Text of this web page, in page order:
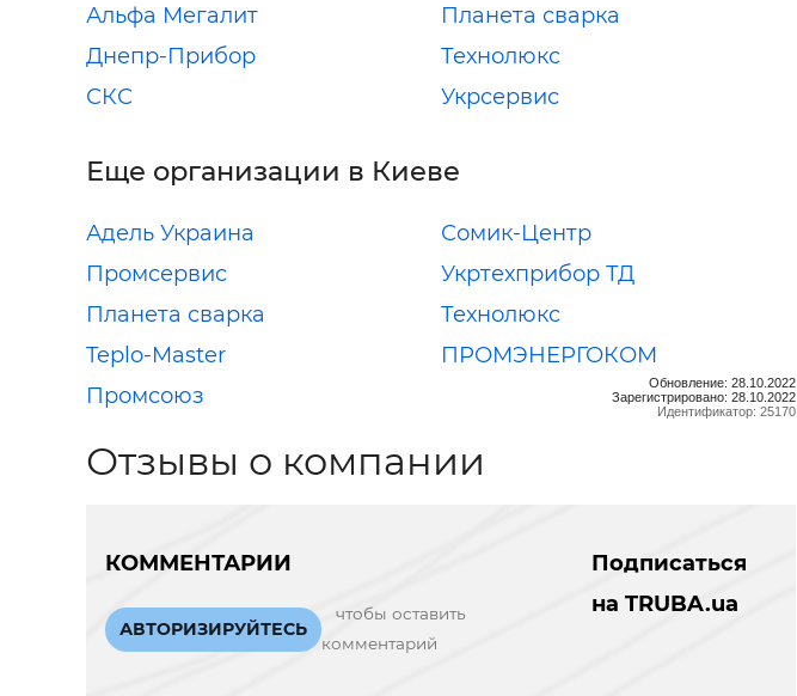
Альфа Мегалит
Планета сварка
Днепр-Прибор
Технолюкс
СКС
Укрсервис
Еще организации в Киеве
Адель Украина
Сомик-Центр
Промсервис
Укртехприбор ТД
Планета сварка
Технолюкс
Teplo-Master
ПРОМЭНЕРГОКОМ
Промсоюз
Обновление: 28.10.2022
Зарегистрировано: 28.10.2022
Идентификатор: 25170
Отзывы о компании
КОММЕНТАРИИ
АВТОРИЗИРУЙТЕСЬ
чтобы оставить
комментарий
Подписаться
на TRUBA.ua